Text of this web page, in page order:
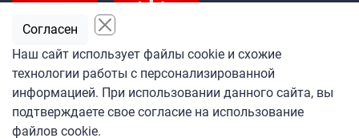
Подпишитесь
на ежедневную рассылку
«Кабельщика»
Наш сайт использует файлы cookie и схожие
технологии работы с персонализированной
информацией. При использовании данного сайта, вы
подтверждаете свое согласие на использование
файлов cookie.
Согласен